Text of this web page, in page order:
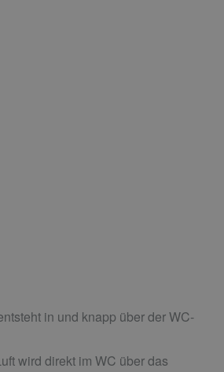
in und knapp über der WC-
wird direkt im WC über das